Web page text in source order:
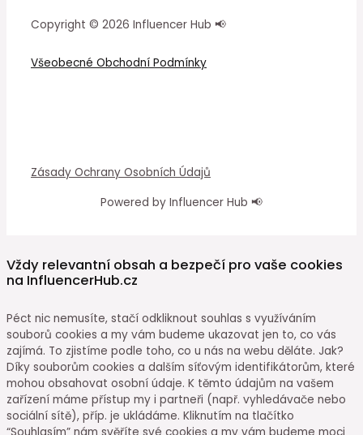
Copyright © 2026 Influencer Hub 📢
Všeobecné Obchodní Podmínky
Zásady Ochrany Osobních Údajů
Powered by Influencer Hub 📢
Vždy relevantní obsah a bezpečí pro vaše cookies
na InfluencerHub.cz
Péct nic nemusíte, stačí odkliknout souhlas s využíváním
souborů cookies a my vám budeme ukazovat jen to, co vás
zajímá. To zjistíme podle toho, co u nás na webu děláte. Jak?
Díky souborům cookies a dalším síťovým identifikátorům, které
mohou obsahovat osobní údaje. K těmto údajům na vašem
zařízení máme přístup my i partneři (např. vyhledávače nebo
sociální sítě), příp. je ukládáme. Kliknutím na tlačítko
“Souhlasím” nám svěříte své cookies a my vám budeme moci